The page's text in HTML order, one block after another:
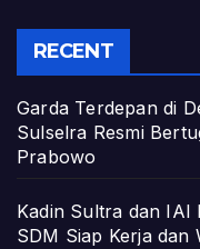
RECENT
Garda Terdepan di
Sulselra Resmi
Prabowo
Kadin Sultra dan IAI
SDM Siap Kerja dan